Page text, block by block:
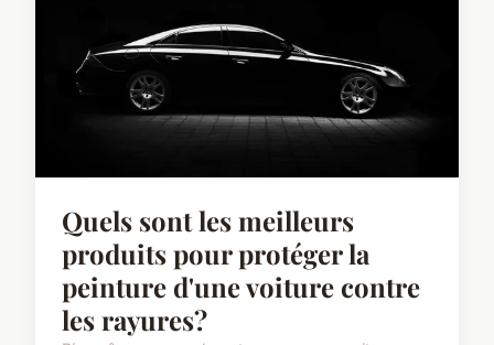
Quels sont les meilleurs
produits pour protéger la
peinture d'une voiture contre
les rayures?